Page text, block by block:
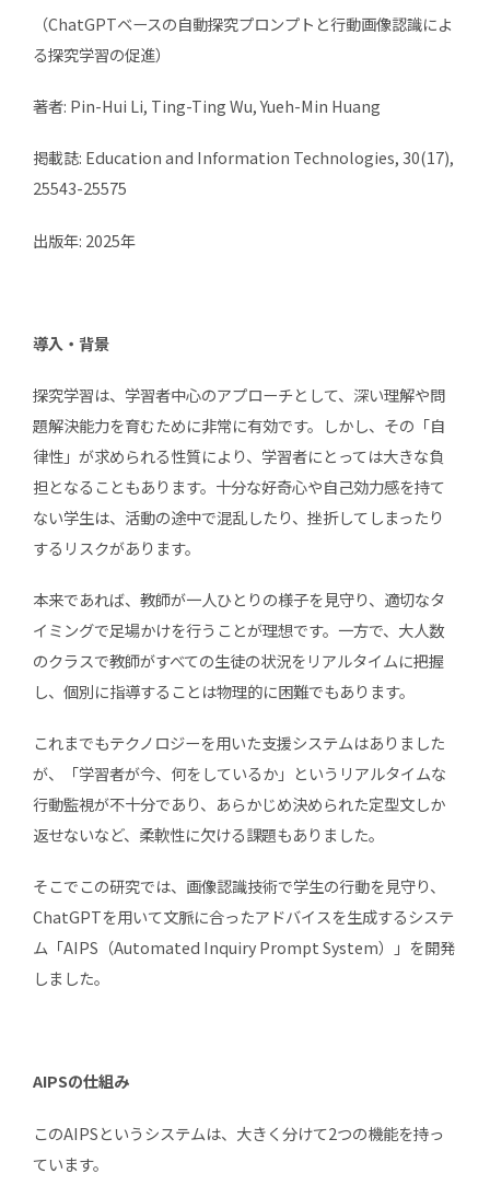
（ChatGPTベースの自動探究プロンプトと行動画像認識によ
る探究学習の促進）
著者: Pin-Hui Li, Ting-Ting Wu, Yueh-Min Huang
掲載誌: Education and Information Technologies, 30(17),
25543-25575
出版年: 2025年
導入・背景
探究学習は、学習者中心のアプローチとして、深い理解や問
題解決能力を育むために非常に有効です。しかし、その「自
律性」が求められる性質により、学習者にとっては大きな負
担となることもあります。十分な好奇心や自己効力感を持て
ない学生は、活動の途中で混乱したり、挫折してしまったり
するリスクがあります。
本来であれば、教師が一人ひとりの様子を見守り、適切なタ
イミングで足場かけを行うことが理想です。一方で、大人数
のクラスで教師がすべての生徒の状況をリアルタイムに把握
し、個別に指導することは物理的に困難でもあります。
これまでもテクノロジーを用いた支援システムはありました
が、「学習者が今、何をしているか」というリアルタイムな
行動監視が不十分であり、あらかじめ決められた定型文しか
返せないなど、柔軟性に欠ける課題もありました。
そこでこの研究では、画像認識技術で学生の行動を見守り、
ChatGPTを用いて文脈に合ったアドバイスを生成するシステ
ム「AIPS（Automated Inquiry Prompt System）」を開発
しました。
AIPSの仕組み
このAIPSというシステムは、大きく分けて2つの機能を持っ
ています。